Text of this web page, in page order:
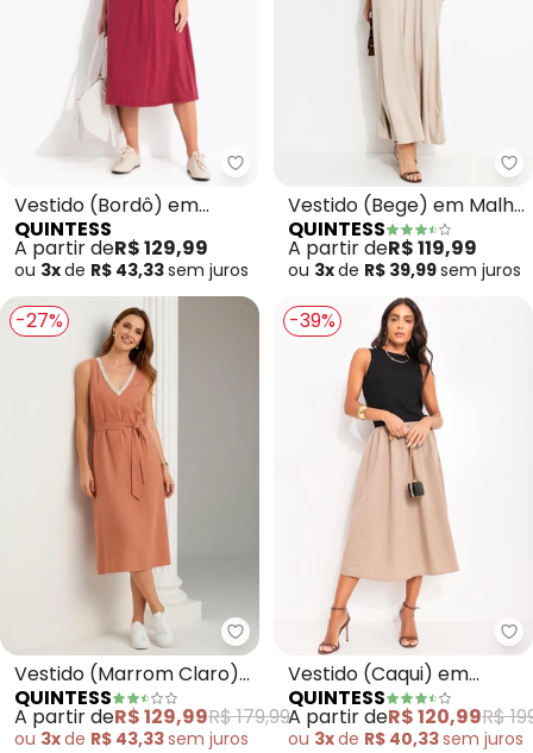
Quintess - Vestido (Bordô) em
Vestido (Bordô) em
Malha de Algodão
QUINTESS
A partir deR$ 129,99
ou 3xde R$ 43,33sem juros
Vestido (Bege) em Malha
de Viscose
QUINTESS
A partir deR$ 119,99
ou 3xde R$ 39,99sem juros
-27%
Quintess - Vestido (Marrom
Vestido (Marrom Claro)
em Viscose com Linho
QUINTESS
A partir deR$ 129,99R$ 179,99
ou 3xde R$ 43,33sem juros
-39%
Vestido (Caqui) em
Tricoline
QUINTESS
A partir deR$ 120,99R$
ou 3xde R$ 40,33sem juros